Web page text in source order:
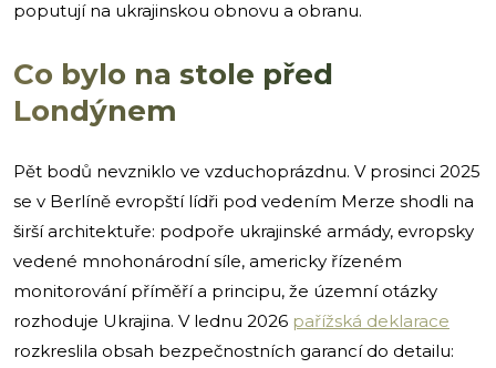
poputují na ukrajinskou obnovu a obranu.
Co bylo na stole před
Londýnem
Pět bodů nevzniklo ve vzduchoprázdnu. V prosinci 2025
se v Berlíně evropští lídři pod vedením Merze shodli na
širší architektuře: podpoře ukrajinské armády, evropsky
vedené mnohonárodní síle, americky řízeném
monitorování příměří a principu, že územní otázky
rozhoduje Ukrajina. V lednu 2026 pařížská deklarace
rozkreslila obsah bezpečnostních garancí do detailu: